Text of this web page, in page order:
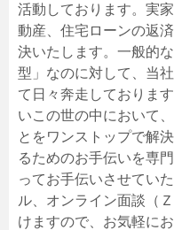
活動しております。実
動産、住宅ローンの返
決いたします。一般的
型」なのに対して、当
て日々奔走しておりま
いこの世の中において
とをワンストップで解
るためのお手伝いを専
ってお手伝いさせてい
ル、オンライン面談（
けますので、お気軽に